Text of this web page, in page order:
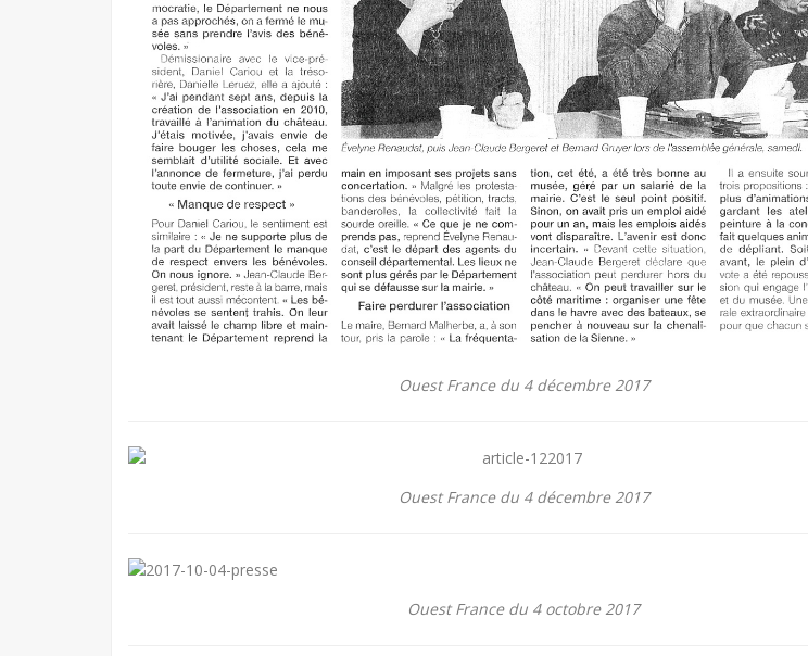
Ouest France du 4 décembre 2017
Ouest France du 4 décembre 2017
Ouest France du 4 octobre 2017